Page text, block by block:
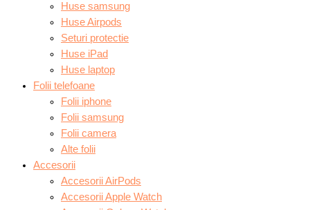
Huse samsung
Huse Airpods
Seturi protectie
Huse iPad
Huse laptop
Folii telefoane
Folii iphone
Folii samsung
Folii camera
Alte folii
Accesorii
Accesorii AirPods
Accesorii Apple Watch